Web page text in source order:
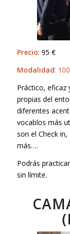
Precio: 95 €
Modalidad:
Práctico, eficaz
propias del
diferentes
vocablos más
son el Check
más….
Podrás
sin límite.